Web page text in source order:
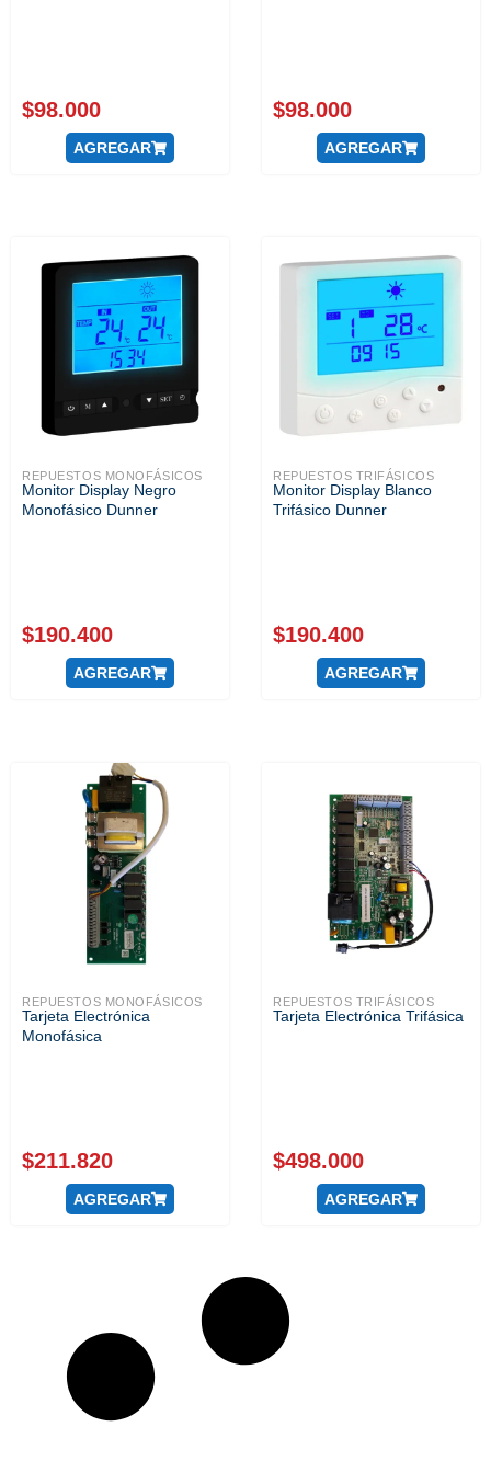
$98.000
AGREGAR
$98.000
AGREGAR
REPUESTOS MONOFÁSICOS
Monitor Display Negro
Monofásico Dunner
$190.400
AGREGAR
REPUESTOS TRIFÁSICOS
Monitor Display Blanco
Trifásico Dunner
$190.400
AGREGAR
REPUESTOS MONOFÁSICOS
Tarjeta Electrónica
Monofásica
$211.820
AGREGAR
REPUESTOS TRIFÁSICOS
Tarjeta Electrónica Trifásica
$498.000
AGREGAR